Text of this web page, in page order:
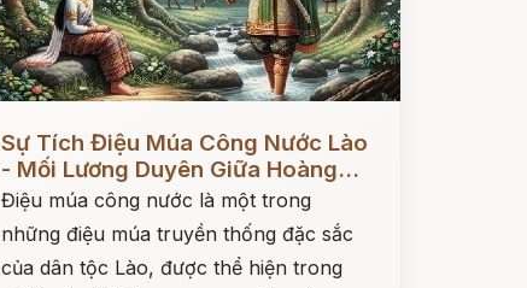
Sự Tích Điệu Múa Công Nước Lào
- Mối Lương Duyên Giữa Hoàng...
Điệu múa công nước là một trong
những điệu múa truyền thống đặc sắc
của dân tộc Lào, được thể hiện trong